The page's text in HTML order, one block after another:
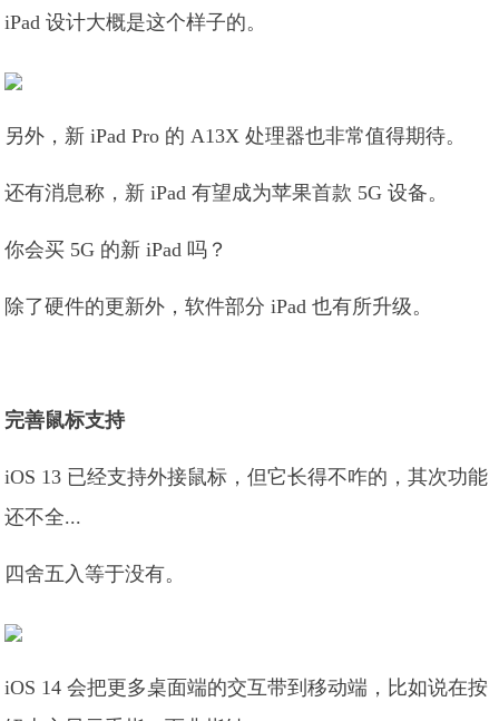
iPad 设计大概是这个样子的。
另外，新 iPad Pro 的 A13X 处理器也非常值得期待。
还有消息称，新 iPad 有望成为苹果首款 5G 设备。
你会买 5G 的新 iPad 吗？
除了硬件的更新外，软件部分 iPad 也有所升级。
完善鼠标支持
iOS 13 已经支持外接鼠标，但它长得不咋的，其次功能
还不全...
四舍五入等于没有。
iOS 14 会把更多桌面端的交互带到移动端，比如说在按